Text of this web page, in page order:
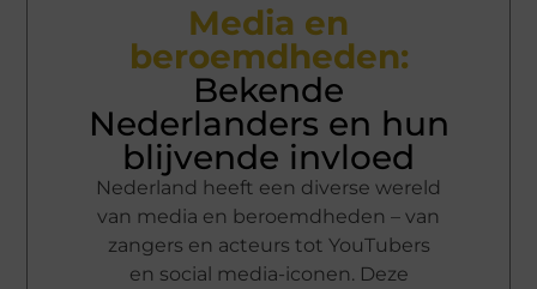
Media en
beroemdheden:
Bekende
Nederlanders en hun
blijvende invloed
Nederland heeft een diverse wereld
van media en beroemdheden – van
zangers en acteurs tot YouTubers
en social media-iconen. Deze